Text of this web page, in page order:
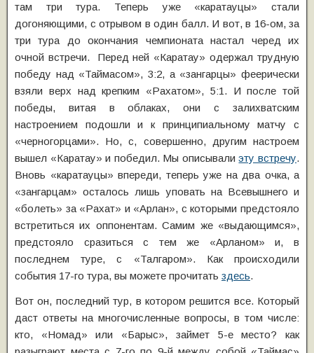
там три тура. Теперь уже «каратауцы» стали
догоняющими, с отрывом в один балл. И вот, в 16-ом, за
три тура до окончания чемпионата настал черед их
очной встречи. Перед ней «Каратау» одержал трудную
победу над «Таймасом», 3:2, а «зангарцы» феерически
взяли верх над крепким «Рахатом», 5:1. И после той
победы, витая в облаках, они с залихватским
настроением подошли и к принципиальному матчу с
«черногорцами». Но, с, совершенно, другим настроем
вышел «Каратау» и победил. Мы описывалиэту встречу.
Вновь «каратауцы» впереди, теперь уже на два очка, а
«зангарцам» осталось лишь уповать на Всевышнего и
«болеть» за «Рахат» и «Арлан», с которыми предстояло
встретиться их оппонентам. Самим же «выдающимся»,
предстояло сразиться с тем же «Арланом» и, в
последнем туре, с «Талгаром». Как происходили
события 17-го тура, вы можете прочитать здесь.
Вот он, последний тур, в котором решится все. Который
даст ответы на многочисленные вопросы, в том числе:
кто, «Номад» или «Барыс», займет 5-е место? как